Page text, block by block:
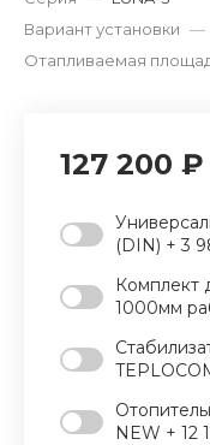
Вариант установки —
Отапливаемая
127 200 ₽
(DIN) + 3
1000мм
NEW + 12